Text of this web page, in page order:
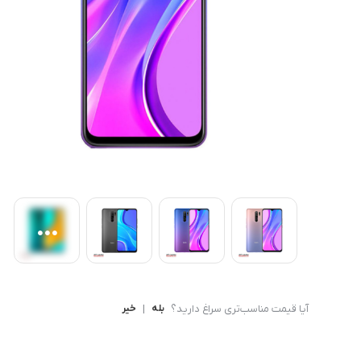
Ryzen 3
Ryzen 5
کامپیوتر های همه کاره
آیا قیمت مناسب‌تری سراغ دارید؟ بله | خیر